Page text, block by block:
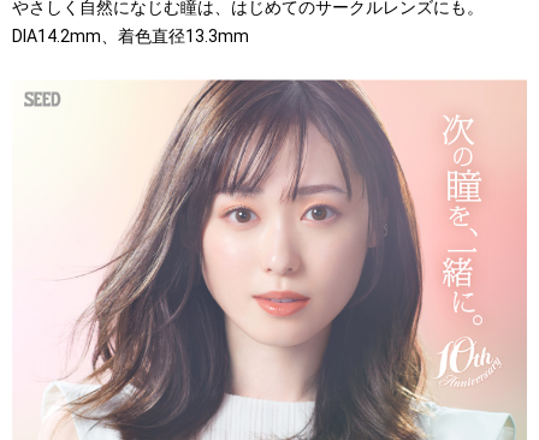
やさしく自然になじむ瞳は、はじめてのサークルレンズにも。
DIA14.2mm、着色直径13.3mm